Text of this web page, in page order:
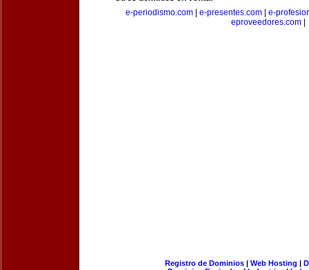
e-periodismo.com
e-presentes.com
e-
eproveedores.com
Registro de Dominios| Web Hosting |